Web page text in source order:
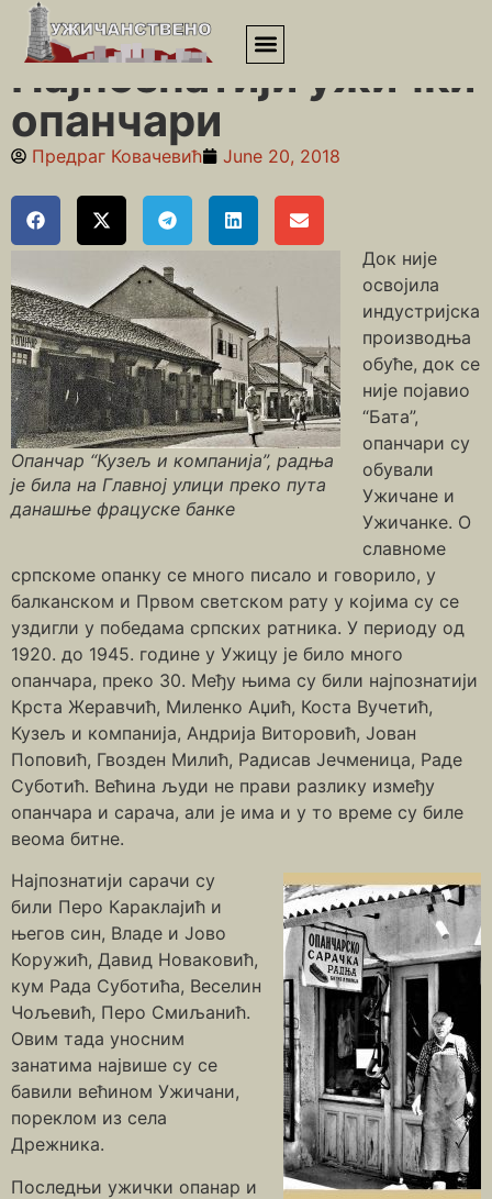
Почетна»Занатлије»Најпознатији ужички опанчари
Најпознатији ужички
опанчари
Предраг Ковачевић June 20, 2018
Опанчар “Кузељ и компанија”, радња
је била на Главној улици преко пута
данашње фрацуске банке
Док није
освојила
индустријска
производња
обуће, док се
није појавио
“Бата”,
опанчари су
обували
Ужичане и
Ужичанке. О
славноме
српскоме опанку се много писало и говорило, у
балканском и Првом светском рату у којима су се
уздигли у победама српских ратника. У периоду од
1920. до 1945. године у Ужицу је било много
опанчара, преко 30. Међу њима су били најпознатији
Крста Жеравчић, Миленко Аџић, Коста Вучетић,
Кузељ и компанија, Андрија Виторовић, Јован
Поповић, Гвозден Милић, Радисав Јечменица, Раде
Суботић. Већина људи не прави разлику између
опанчара и сарача, али је има и у то време су биле
веома битне.
Најпознатији сарачи су
били Перо Караклајић и
његов син, Владе и Јово
Коружић, Давид Новаковић,
кум Рада Суботића, Веселин
Чољевић, Перо Смиљанић.
Овим тада уносним
занатима највише су се
бавили већином Ужичани,
пореклом из села
Дрежника.
Последњи ужички опанар и